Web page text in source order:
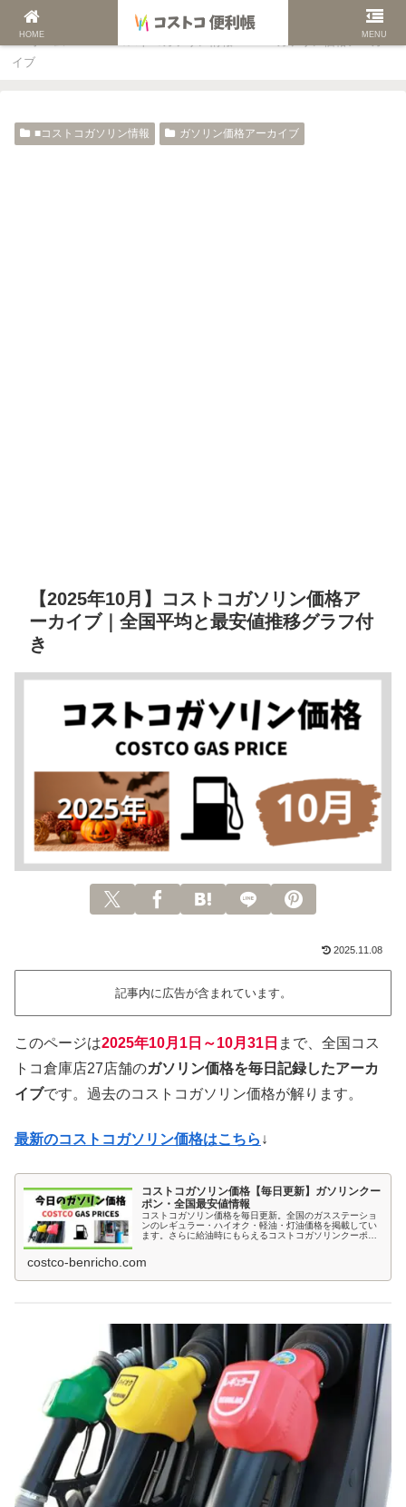
ホーム
ガソリン価格アーカ
イブ
■コストコガソリン情報 ガソリン価格アーカイブ
【2025年10月】コストコガソリン価格ア
ーカイブ｜全国平均と最安値推移グラフ付
き
2025.11.08
記事内に広告が含まれています。
このページは2025年10月1日～10月31日 まで、全国コス
トコ倉庫店27店舗のガソリン価格を毎日記録したアーカ
イブです。過去のコストコガソリン価格が解ります。
最新のコストコガソリン価格はこちら ↓
コストコガソリン価格【毎日更新】ガソリンクー
ポン・全国最安値情報
コストコガソリン価格を毎日更新。全国のガスステーショ
ンのレギュラー・ハイオク・軽油・灯油価格を掲載してい
ます。さらに給油時にもらえるコストコガソリンクーポン
costco-benricho.com
HOME MENU